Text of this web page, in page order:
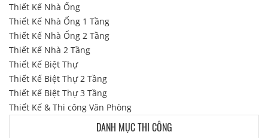
Thiết Kế Nhà Ống
Thiết Kế Nhà Ống 1 Tầng
Thiết Kế Nhà Ống 2 Tầng
Thiết Kế Nhà 2 Tầng
Thiết Kế Biệt Thự
Thiết Kế Biệt Thự 2 Tầng
Thiết Kế Biệt Thự 3 Tầng
Thiết Kế & Thi công Văn Phòng
DANH MỤC THI CÔNG